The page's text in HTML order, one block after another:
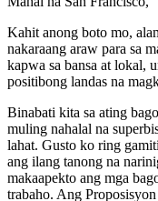
Kahit anong boto mo,
nakaraang araw para sa
kapwa sa bansa at lokal,
positibong landas na
Binabati kita sa ating
muling nahalal na
lahat. Gusto ko ring
ang ilang tanong na
makaapekto ang mga
trabaho. Ang